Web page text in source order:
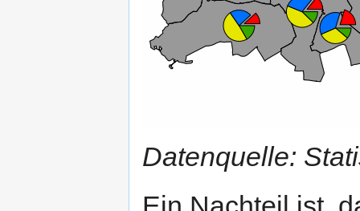
Datenquelle: